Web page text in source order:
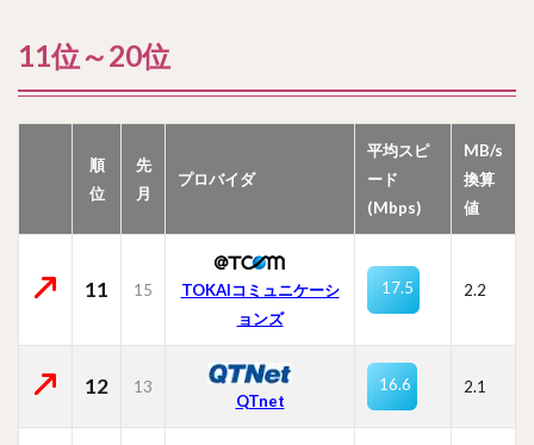
11位～20位
順
位
先
月
プロバイダ
平均スピ
ード
(Mbps)
MB/s
換算
値
11 15
TOKAIコミュニケーシ
ョンズ
17.5 2.2
12 13
QTnet
16.6 2.1